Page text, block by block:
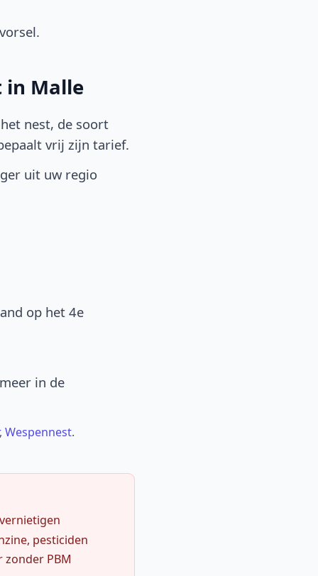
in Malle
nest, de soort
vrij zijn tarief.
uit uw regio
op het 4e
in de
, Wespennest.
pesticiden
PBM